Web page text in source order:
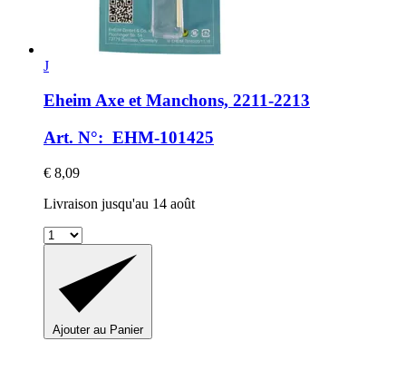
J
EheimAxe et Manchons, 2211-​2213
Art. N°: EHM-101425
€ 8,09
Livraison jusqu'au 14 août
Ajouter au Panier